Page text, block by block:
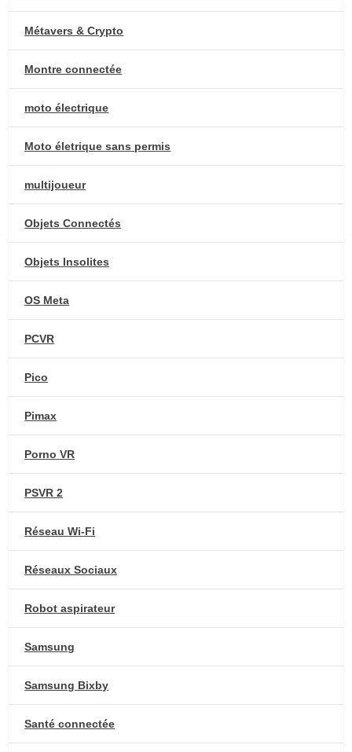
Métavers & Crypto
Montre connectée
moto électrique
Moto életrique sans permis
multijoueur
Objets Connectés
Objets Insolites
OS Meta
PCVR
Pico
Pimax
Porno VR
PSVR 2
Réseau Wi-Fi
Réseaux Sociaux
Robot aspirateur
Samsung
Samsung Bixby
Santé connectée